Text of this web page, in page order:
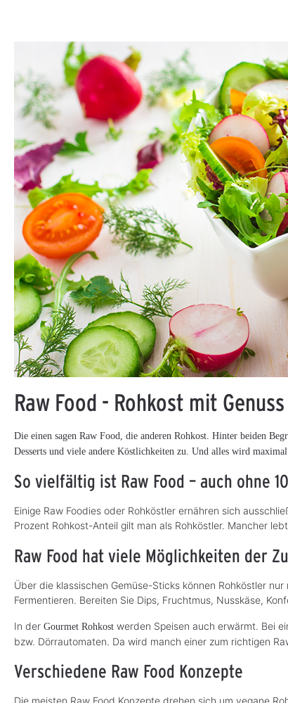
Raw Food - Rohkost mit Genuss
Die einen sagen Raw Food, die anderen Rohkost. Hinter beiden
Desserts und viele andere Köstlichkeiten zu. Und alles wird
So vielfältig ist Raw Food – auch ohne
Einige Raw Foodies oder Rohköstler ernähren sich
Prozent Rohkost-Anteil gilt man als Rohköstler. Mancher
Raw Food hat viele Möglichkeiten der
Über die klassischen Gemüse-Sticks können Rohköstler
Fermentieren. Bereiten Sie Dips, Fruchtmus, Nusskäse,
In der Gourmet Rohkost werden Speisen auch erwärmt. Bei
bzw. Dörrautomaten. Da wird manch einer zum richtigen
Verschiedene Raw Food Konzepte
Die meisten Raw Food Konzepte drehen sich um vegane